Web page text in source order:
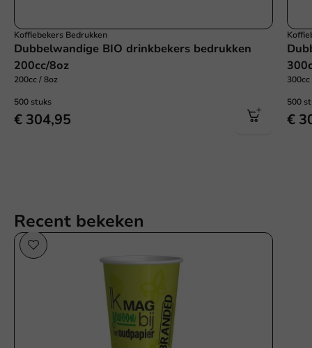
Koffiebekers Bedrukken
Dubbelwandige BIO drinkbekers bedrukken
200cc/8oz
200cc / 8oz
500 stuks
€ 304,95
500
€
Recent bekeken